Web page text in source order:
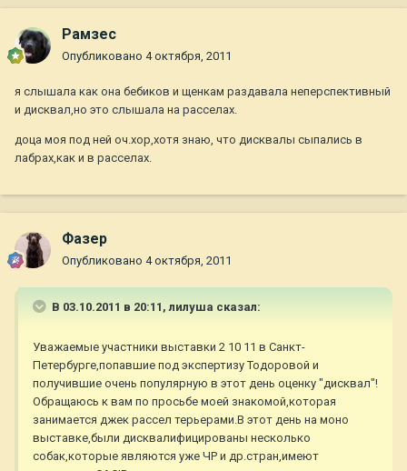
Рамзес
Опубликовано 4 октября, 2011
я слышала как она бебиков и щенкам раздавала неперспективный
и дисквал,но это слышала на расселах.
доца моя под ней оч.хор,хотя знаю, что дисквалы сыпались в
лабрах,как и в расселах.
Фазер
Опубликовано 4 октября, 2011
В 03.10.2011 в 20:11, лилуша сказал:
Уважаемые участники выставки 2 10 11 в Санкт-
Петербурге,попавшие под экспертизу Тодоровой и
получившие очень популярную в этот день оценку "дисквал"!
Обращаюсь к вам по просьбе моей знакомой,которая
занимается джек рассел терьерами.В этот день на моно
выставке,были дисквалифицированы несколько
собак,которые являются уже ЧР и др.стран,имеют